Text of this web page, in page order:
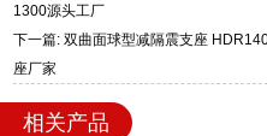
1300源头工厂
下一篇: 双曲面球型减隔震支座
座厂家
相关产品